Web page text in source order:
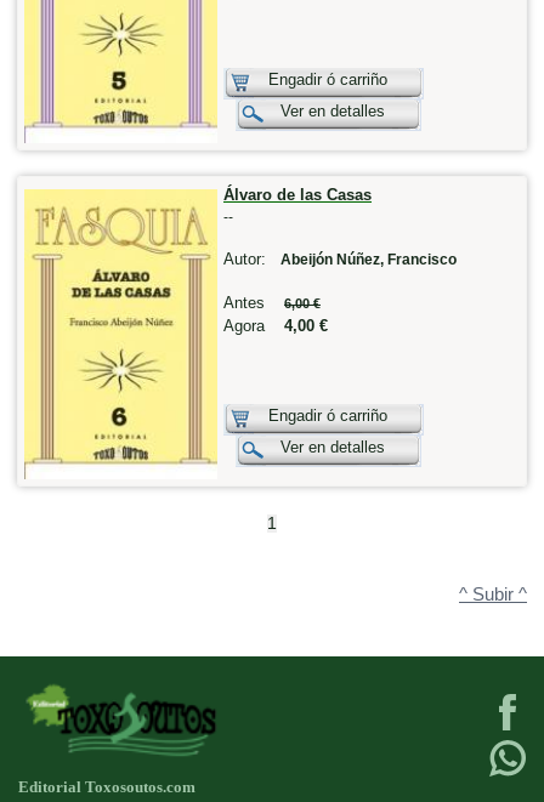
Engadir ó carriño
Ver en detalles
Álvaro de las Casas
--
Autor: Abeijón Núñez, Francisco
Antes 6,00 €
Agora 4,00 €
Engadir ó carriño
Ver en detalles
1
^ Subir ^
Editorial Toxosoutos.com